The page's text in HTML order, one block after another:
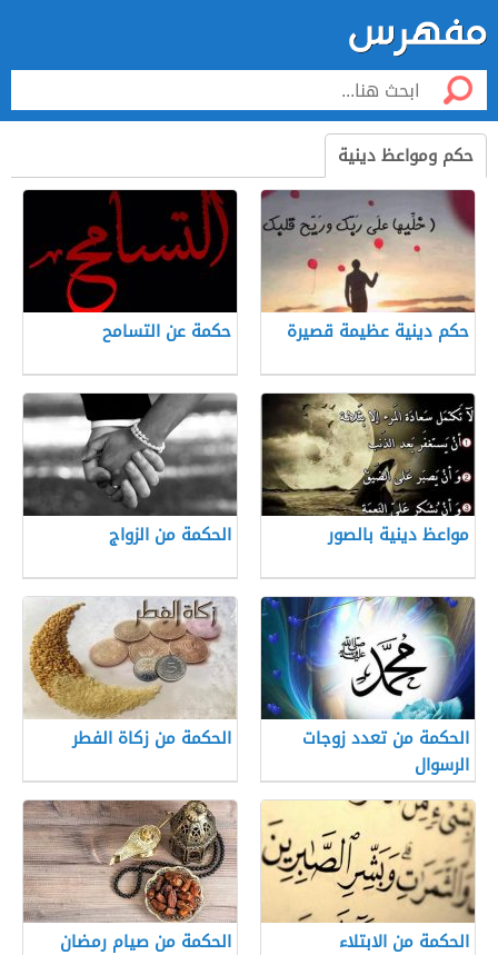
حكم ومواعظ دينية
حكم دينية عظيمة قصيرة حكمة عن التسامح
مواعظ دينية بالصور الحكمة من الزواج
الحكمة من تعدد زوجات
الرسوال
الحكمة من زكاة الفطر
الحكمة من الابتلاء الحكمة من صيام رمضان